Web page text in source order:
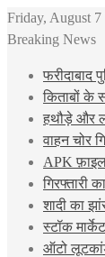
Friday, August 7
Breaking News
फरीदाबाद
किताबों के
हथौड़े और
वाहन चोर
APK
गिरफ्तारी
शादी का
स्टॉक
ऑटो